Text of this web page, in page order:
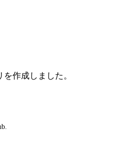
作成しました。